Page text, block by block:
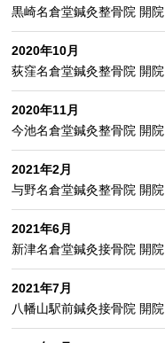
黒崎名倉堂鍼灸整骨院 開院
2020年10月
荻窪名倉堂鍼灸整骨院 開院
2020年11月
今池名倉堂鍼灸整骨院 開院
2021年2月
与野名倉堂鍼灸整骨院 開院
2021年6月
新津名倉堂鍼灸接骨院 開院
2021年7月
八幡山駅前鍼灸接骨院 開院